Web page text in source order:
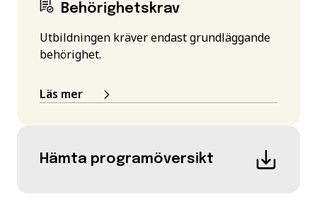
Behörighetskrav
Utbildningen kräver endast grundläggande
behörighet.
Läs mer
Hämta programöversikt